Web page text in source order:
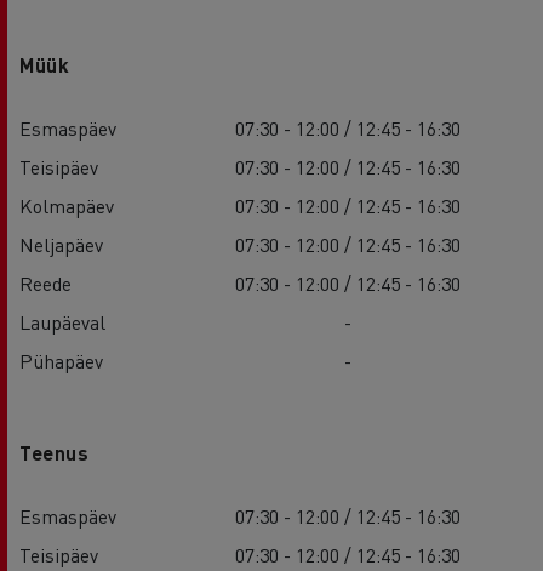
Müük
Esmaspäev
07:30 - 12:00 / 12:45 - 16:30
Teisipäev
07:30 - 12:00 / 12:45 - 16:30
Kolmapäev
07:30 - 12:00 / 12:45 - 16:30
Neljapäev
07:30 - 12:00 / 12:45 - 16:30
Reede
07:30 - 12:00 / 12:45 - 16:30
Laupäeval
-
Pühapäev
-
Teenus
Esmaspäev
07:30 - 12:00 / 12:45 - 16:30
Teisipäev
07:30 - 12:00 / 12:45 - 16:30